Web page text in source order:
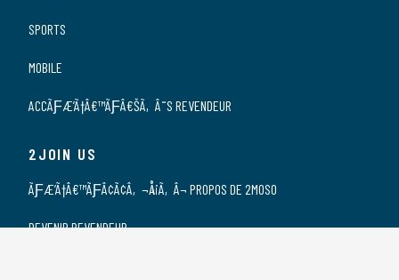
SPORTS
MOBILE
ACCÃƑÆ’Ã†Â€™ÃƑÂ€ŠÃ‚Â¨S REVENDEUR
2JOIN US
ÃƑÆ’Ã†Â€™ÃƑÂ¢Ã¢Â‚¬Å¡Ã‚Â¬ PROPOS DE 2MOSO
DEVENIR REVENDEUR